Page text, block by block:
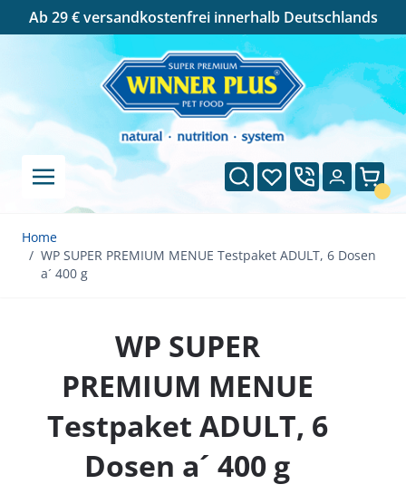
Ab 29 € versandkostenfrei innerhalb Deutschlands
Direkt zum Inhalt
SucheWunschliste
Home
/ WP SUPER PREMIUM MENUE Testpaket ADULT, 6 Dosen
a´ 400 g
WP SUPER
PREMIUM MENUE
Testpaket ADULT, 6
Dosen a´ 400 g
Cookie-Einstellungen